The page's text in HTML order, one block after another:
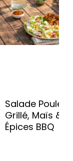
Salade Poulet
Grillé, Maïs &
Épices BBQ